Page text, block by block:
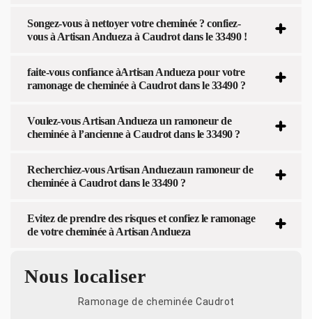
Songez-vous à nettoyer votre cheminée ? confiez-
vous à Artisan Andueza à Caudrot dans le 33490 !
faite-vous confiance àArtisan Andueza pour votre
ramonage de cheminée à Caudrot dans le 33490 ?
Voulez-vous Artisan Andueza un ramoneur de
cheminée à l’ancienne à Caudrot dans le 33490 ?
Recherchiez-vous Artisan Anduezaun ramoneur de
cheminée à Caudrot dans le 33490 ?
Evitez de prendre des risques et confiez le ramonage
de votre cheminée à Artisan Andueza
Nous localiser
Ramonage de cheminée Caudrot